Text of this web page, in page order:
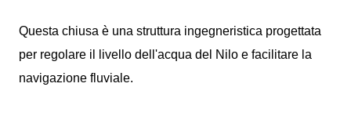
Questa chiusa è una struttura ingegneristica progettata
per regolare il livello dell'acqua del Nilo e facilitare la
navigazione fluviale.